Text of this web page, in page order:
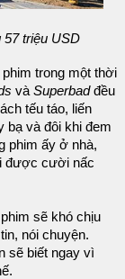
57 triệu USD
trong một thời
và Superbadđều
tếu táo, liến
bạ và đôi khi đem
phim ấy ở nhà,
được cười nấc
sẽ khó chịu
nói chuyện.
sẽ biết ngay vì